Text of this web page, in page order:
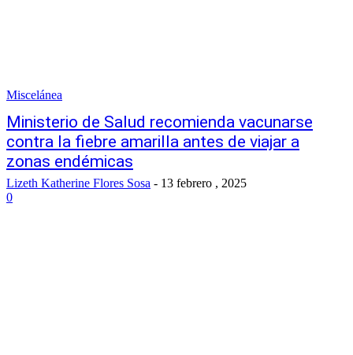
Miscelánea
Ministerio de Salud recomienda vacunarse
contra la fiebre amarilla antes de viajar a
zonas endémicas
Lizeth Katherine Flores Sosa - 13 febrero , 2025
0